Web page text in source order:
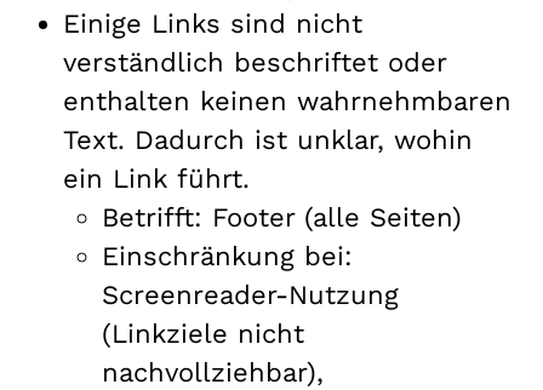
Einige Links sind nicht
verständlich beschriftet oder
enthalten keinen wahrnehmbaren
Text. Dadurch ist unklar, wohin
ein Link führt.
Betrifft: Footer (alle Seiten)
Einschränkung bei:
Screenreader-Nutzung
(Linkziele nicht
nachvollziehbar),